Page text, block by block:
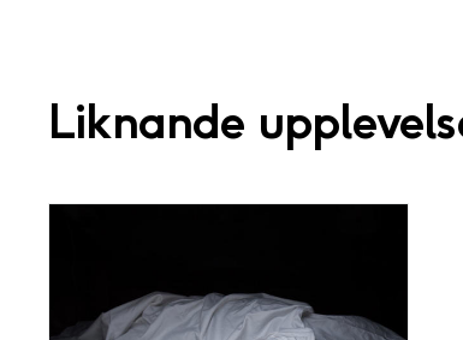
Liknande